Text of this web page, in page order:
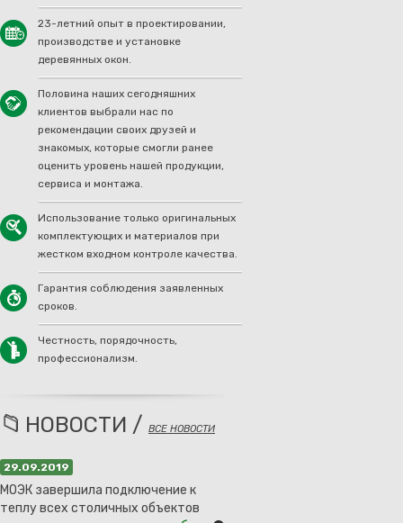
23-летний опыт в проектировании,
производстве и установке
деревянных окон.
Половина наших сегодняшних
клиентов выбрали нас по
рекомендации своих друзей и
знакомых, которые смогли ранее
оценить уровень нашей продукции,
сервиса и монтажа.
Использование только оригинальных
комплектующих и материалов при
жестком входном контроле качества.
Гарантия соблюдения заявленных
сроков.
Честность, порядочность,
профессионализм.
НОВОСТИ / ВСЕ НОВОСТИ
29.09.2019
МОЭК завершила подключение к
теплу всех столичных объектов